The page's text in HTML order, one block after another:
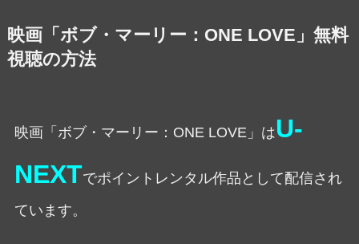
映画「ボブ・マーリー：ONE LOVE」無料
視聴の方法
映画「ボブ・マーリー：ONE LOVE」はU-
NEXTでポイントレンタル作品として配信され
ています。